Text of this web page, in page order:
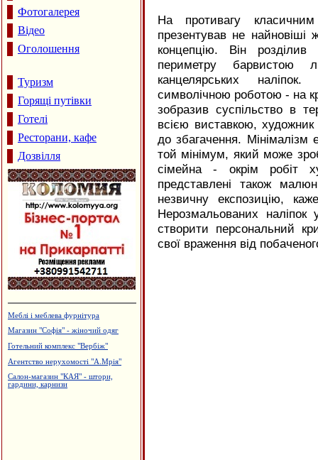
Фотогалерея
Відео
Оголошення
Туризм
Горящі путівки
Готелі
Ресторани, кафе
Дозвілля
Будівельний центр "ВАШ ДІМ"
Лікувально-діагностичний центр
Профспілкове товариство імігрантів
На противагу
презентував не найновіші
концепцію. Він
периметру барвистою
канцелярських
символічною роботою - на
зобразив суспільство в
всією виставкою,
до збагачення. Мінімалізм
той мінімум, який може
сімейна - окрім робіт
представлені також
незвичну експозицію,
Нерозмальованих
створити персональний
свої враження від